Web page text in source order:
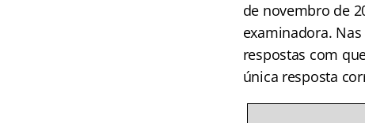
de novembro de
examinadora.
respostas com
única resposta